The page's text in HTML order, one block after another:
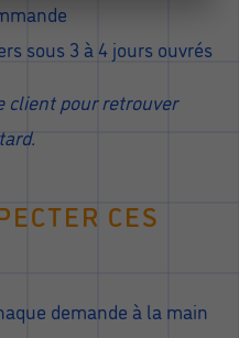
sous 3 à 4 jours ouvrés
client pour retrouver
CES
demande à la main